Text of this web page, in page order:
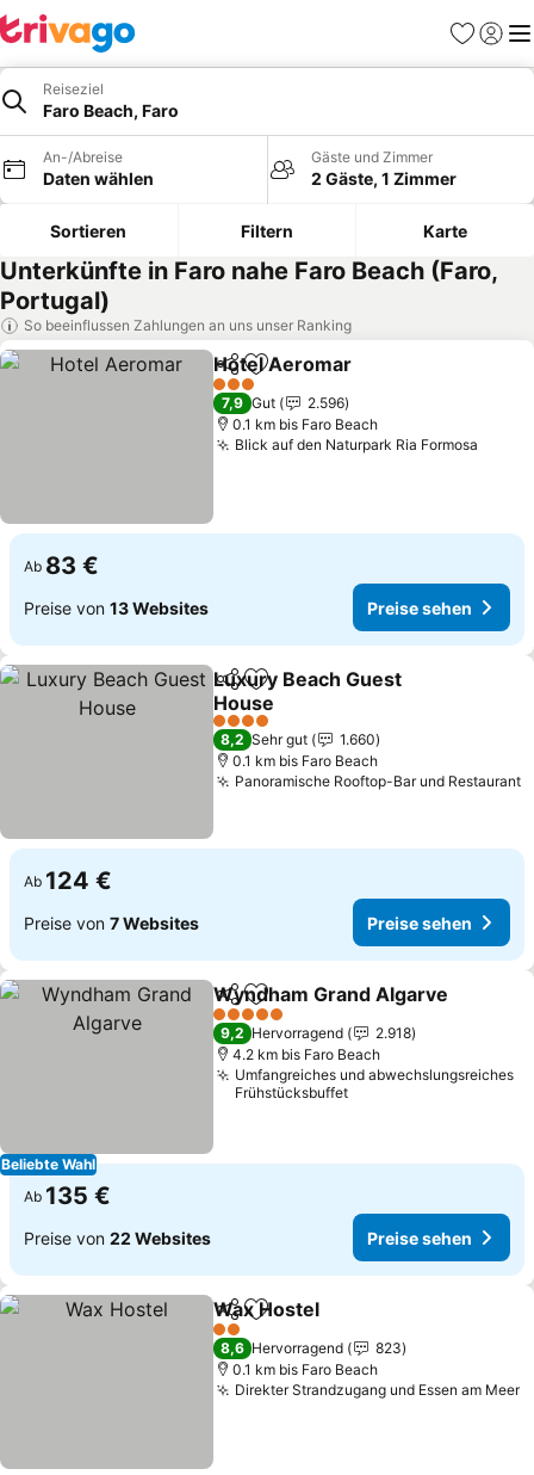
Favoriten
Reiseziel
Faro Beach, Faro
An-/Abreise
Daten wählen
Gäste und Zimmer
2 Gäste, 1 Zimmer
Sortieren Filtern Karte
Unterkünfte in Faro nahe Faro Beach (Faro,
Portugal)
So beeinflussen Zahlungen an uns unser Ranking
TeilenZu Favoriten hinzufügen
Hotel Aeromar
3 Sterne
7,9 Gut
2.596
0.1 km bis Faro Beach
Blick auf den Naturpark Ria Formosa
Ab 83 €
Preise von 13 Websites Preise sehen
TeilenZu Favoriten hinzufügen
Luxury Beach Guest
House
4 Sterne
8,2 Sehr gut
1.660
0.1 km bis Faro Beach
Panoramische Rooftop-Bar und Restaurant
Ab 124 €
Preise von 7 Websites Preise sehen
Beliebte Wahl
TeilenZu Favoriten hinzufügen
Wyndham Grand Algarve
5 Sterne
9,2 Hervorragend
2.918
4.2 km bis Faro Beach
Umfangreiches und abwechslungsreiches
Frühstücksbuffet
Ab 135 €
Preise von 22 Websites Preise sehen
TeilenZu Favoriten hinzufügen
Wax Hostel
2 Sterne
8,6 Hervorragend
823
0.1 km bis Faro Beach
Direkter Strandzugang und Essen am Meer